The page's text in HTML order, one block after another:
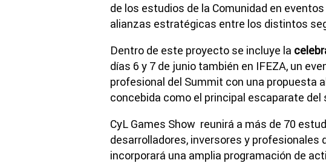
de los estudios de la Comunidad en
alianzas estratégicas entre los distintos
Dentro de este proyecto se incluye la
días 6 y 7 de junio también en IFEZA, un
profesional del Summit con una propuesta
concebida como el principal escaparate del
CyL Games Show reunirá a más de 70
desarrolladores, inversores y profesionales
incorporará una amplia programación de